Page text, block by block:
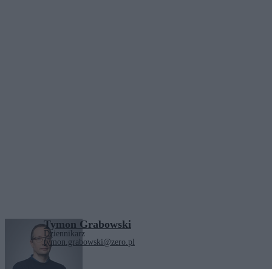
Tymon Grabowski
Dziennikarz
tymon.grabowski@zero.pl